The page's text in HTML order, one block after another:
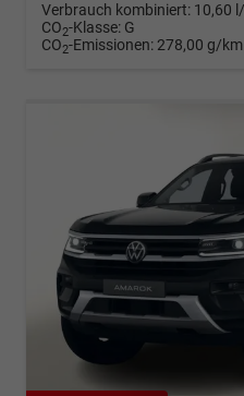
Verbrauch kombiniert: 10,60
CO2-Klasse: G
CO2-Emissionen: 278,00 g/km